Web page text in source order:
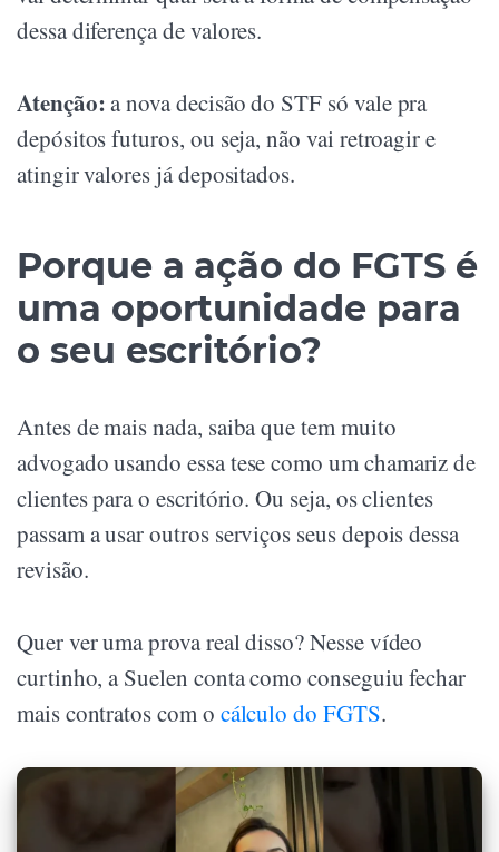
dessa diferença de valores.
Atenção:a nova decisão do STF só vale pra
depósitos futuros, ou seja, não vai retroagir e
atingir valores já depositados.
Porque a ação do FGTS é
uma oportunidade para
o seu escritório?
Antes de mais nada, saiba que tem muito
advogado usando essa tese como um chamariz de
clientes para o escritório. Ou seja, os clientes
passam a usar outros serviços seus depois dessa
revisão.
Quer ver uma prova real disso? Nesse vídeo
curtinho, a Suelen conta como conseguiu fechar
mais contratos com o cálculo do FGTS.